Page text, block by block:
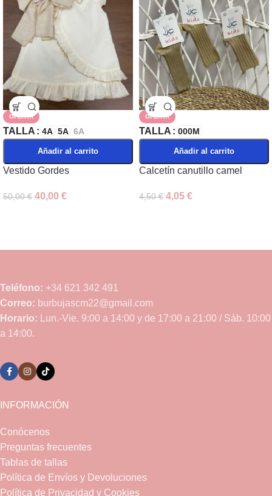
OFERTA
TALLA 4A 5A 6A
Añadir al carrito
Vestido Gordes
50,00€ 40,00 €
OFERTA
TALLA 000M
Añadir al carrito
Calcetín canutillo camel
4,50€ 4,05 €
Teléfono: +34 621 342 491
Correo: burbujascm22@gmail.com
Horario: Lun.-Vie. 9:00 a 14:00 y de 17:00 a 21:00 / Sáb. 10:00
a 14:00.
INFORMACIÓN
Conócenos
Preguntas frecuentes
Tablas de tallas
Política de Envíos y Devoluciones
Política de Privacidad y Cookies